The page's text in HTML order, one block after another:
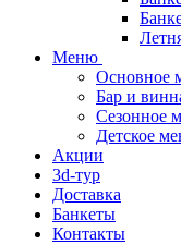
Меню
Основное
Бар и
Сезонное
Детское
Акции
3d-тур
Доставка
Банкеты
Контакты